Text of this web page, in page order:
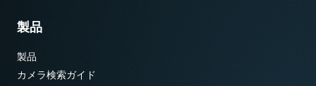
製品
製品
カメラ検索ガイド